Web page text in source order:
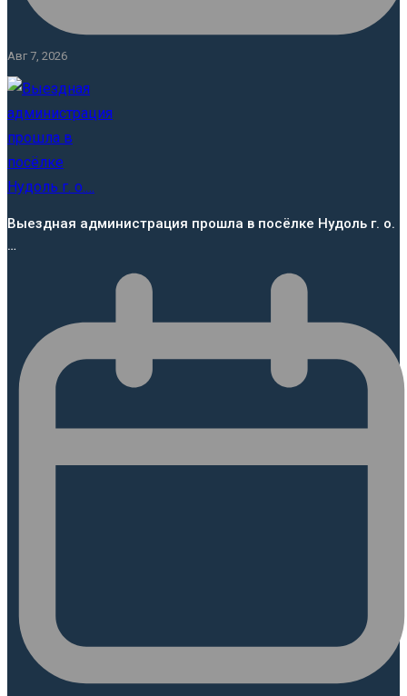
Авг 7, 2026
Выездная администрация прошла в посёлке Нудоль г. о.
…